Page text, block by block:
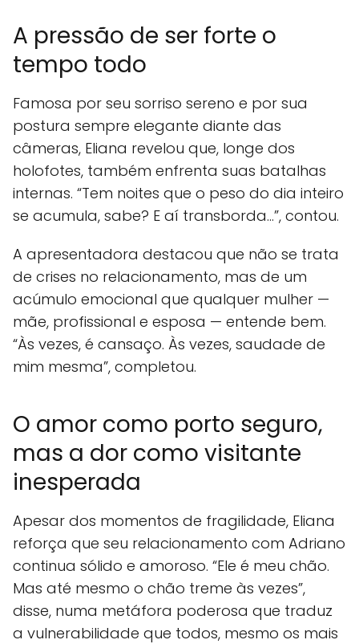
A pressão de ser forte o
tempo todo
Famosa por seu sorriso sereno e por sua
postura sempre elegante diante das
câmeras, Eliana revelou que, longe dos
holofotes, também enfrenta suas batalhas
internas. “Tem noites que o peso do dia inteiro
se acumula, sabe? E aí transborda…”, contou.
A apresentadora destacou que não se trata
de crises no relacionamento, mas de um
acúmulo emocional que qualquer mulher —
mãe, profissional e esposa — entende bem.
“Às vezes, é cansaço. Às vezes, saudade de
mim mesma”, completou.
O amor como porto seguro,
mas a dor como visitante
inesperada
Apesar dos momentos de fragilidade, Eliana
reforça que seu relacionamento com Adriano
continua sólido e amoroso. “Ele é meu chão.
Mas até mesmo o chão treme às vezes”,
disse, numa metáfora poderosa que traduz
a vulnerabilidade que todos, mesmo os mais